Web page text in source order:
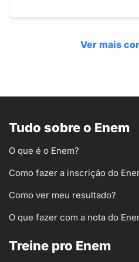
Ver mais
Tudo sobre o Enem
O que é o Enem?
Como fazer a inscrição do
Como ver meu resultado?
O que fazer com a nota do
Treine pro Enem